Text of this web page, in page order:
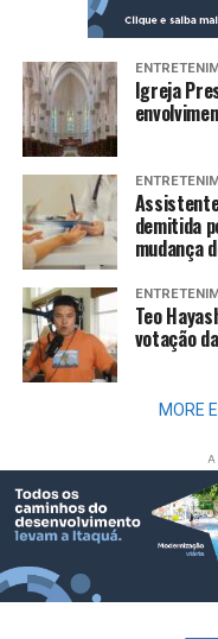
Igreja
demitida
mudança
Teo
votação
MORE